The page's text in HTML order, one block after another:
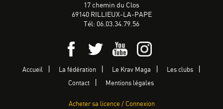
17 chemin du Clos
69140 RILLIEUX-LA-PAPE
Tél: 06.03.34.79.56
Accueil La fédération Le Krav Maga Les clubs
Contact Mentions légales
Acheter sa licence / Connexion